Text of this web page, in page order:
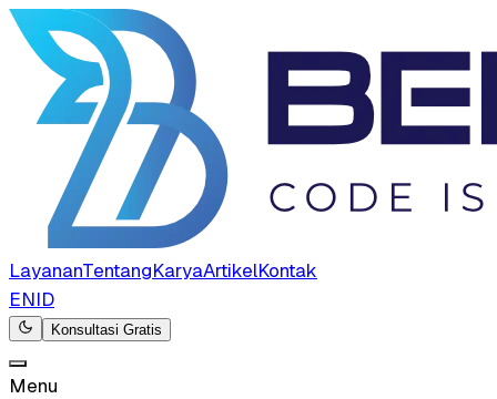
LayananTentangKaryaArtikelKontak
ENID
Konsultasi Gratis
Menu